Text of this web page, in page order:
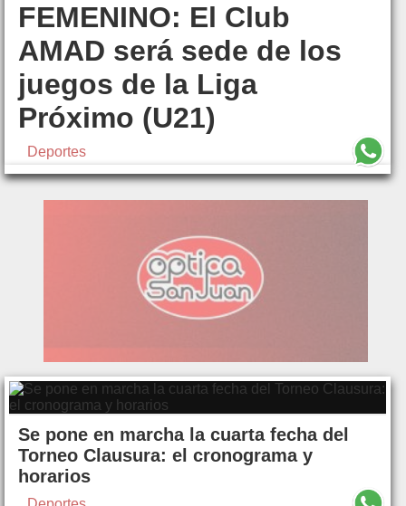
FEMENINO: El Club
AMAD será sede de los
juegos de la Liga
Próximo (U21)
Deportes
Se pone en marcha la cuarta fecha del
Torneo Clausura: el cronograma y
horarios